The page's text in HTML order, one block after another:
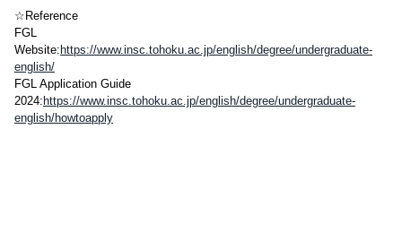
☆Reference
FGL
Website: https://www.insc.tohoku.ac.jp/english/degree/undergraduate-
english/
FGL Application Guide
2024: https://www.insc.tohoku.ac.jp/english/degree/undergraduate-
english/howtoapply